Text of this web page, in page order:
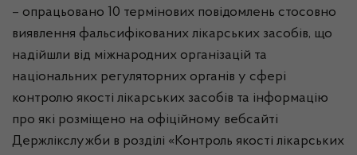
– опрацьовано 10 термінових повідомлень стосовно
виявлення фальсифікованих лікарських засобів, що
надійшли від міжнародних організацій та
національних регуляторних органів у сфері
контролю якості лікарських засобів та інформацію
про які розміщено на офіційному вебсайті
Держлікслужби в розділі «Контроль якості лікарських